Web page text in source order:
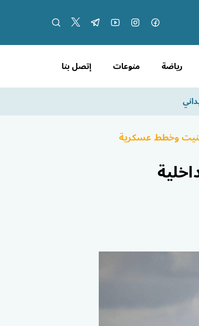
رياضة منوعات إتصل بنا
وخطط عسكرية